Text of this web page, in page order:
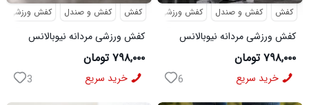
کفش کفش و صندل کفش ورزشی
کفش ورزشی مردانه نیوبالانس
مدل NB مشکی
۷۹۸,۰۰۰ تومان
خرید سریع 3
کفش کفش و صندل کفش ورزشی
کفش ورزشی مردانه نیوبالانس
مدل NB سفید
۷۹۸,۰۰۰ تومان
خرید سریع 6